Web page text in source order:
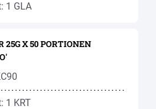
1 GLA
25G X 50 PORTIONEN
1 KRT